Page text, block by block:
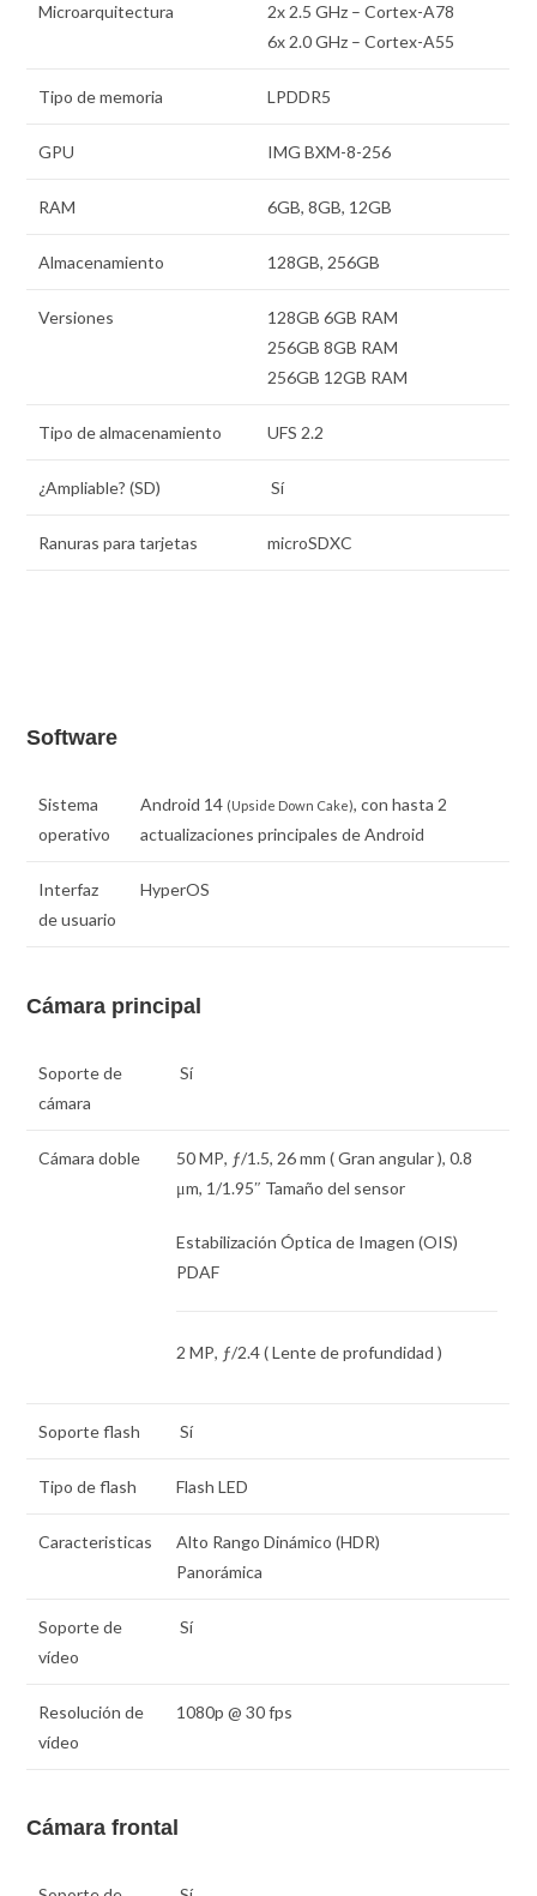
Microarquitectura
2x 2.5 GHz – Cortex-A78
6x 2.0 GHz – Cortex-A55
Tipo de memoria LPDDR5
GPU IMG BXM-8-256
RAM 6GB, 8GB, 12GB
Almacenamiento 128GB, 256GB
Versiones
128GB 6GB RAM
256GB 8GB RAM
256GB 12GB RAM
Tipo de almacenamiento UFS 2.2
¿Ampliable? (SD) Sí
Ranuras para tarjetas microSDXC
Software
Sistema
operativo
Android 14 (Upside Down Cake), con hasta 2
actualizaciones principales de Android
Interfaz
de usuario
HyperOS
Cámara principal
Soporte de
cámara
Sí
Cámara doble 50 MP, ƒ/1.5, 26 mm ( Gran angular ),0.8
μm, 1/1.95″ Tamaño del sensor
Estabilización Óptica de Imagen (OIS)
PDAF
2 MP, ƒ/2.4 ( Lente de profundidad )
Soporte flash Sí
Tipo de flash Flash LED
Caracteristicas
Alto Rango Dinámico (HDR)
Panorámica
Soporte de
vídeo
Sí
Resolución de
vídeo
1080p @ 30 fps
Cámara frontal